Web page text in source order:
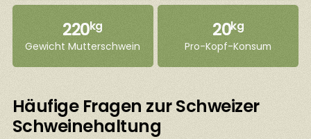
220kg
Gewicht Mutterschwein
20kg
Pro-Kopf-Konsum
Häufige Fragen zur Schweizer
Schweinehaltung